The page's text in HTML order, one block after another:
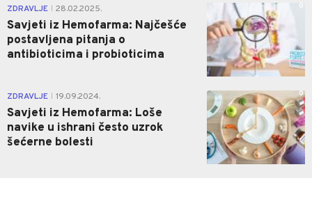
ZDRAVLJE 28.02.2025.
Savjeti iz Hemofarma: Najčešće
postavljena pitanja o
antibioticima i probioticima
0
ZDRAVLJE 19.09.2024.
Savjeti iz Hemofarma: Loše
navike u ishrani često uzrok
šećerne bolesti
0